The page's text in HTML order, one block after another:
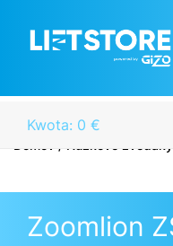
Kwota: 0 €
Zoomlion